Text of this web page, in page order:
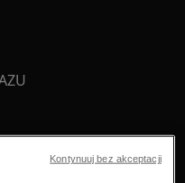
Kontynuuj bez akceptacji